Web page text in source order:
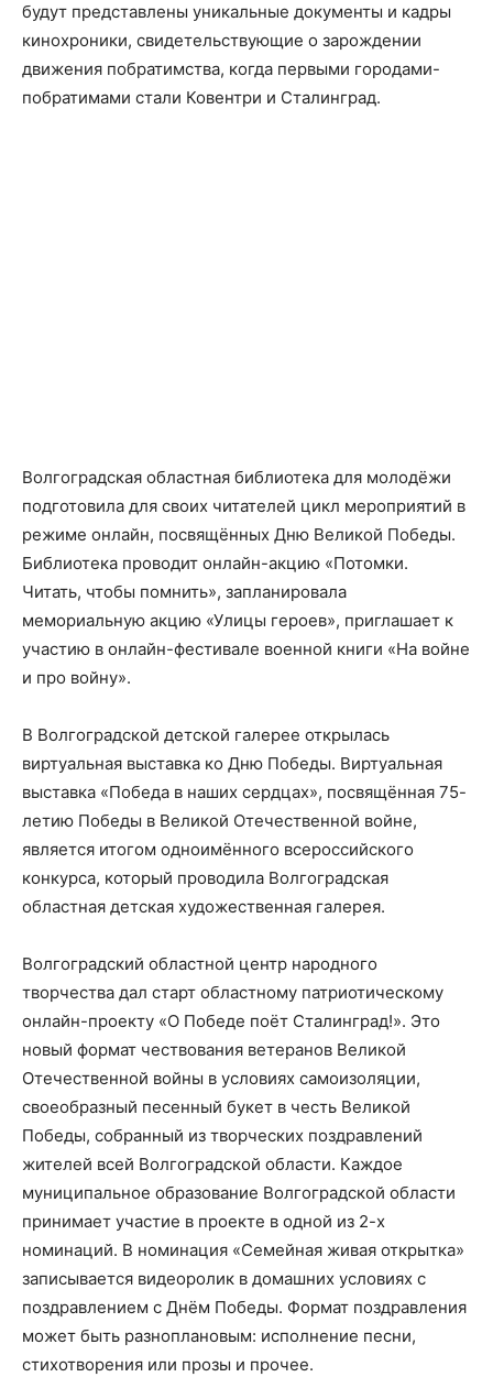
будут представлены уникальные документы и кадры
кинохроники, свидетельствующие о зарождении
движения побратимства, когда первыми городами-
побратимами стали Ковентри и Сталинград.
Волгоградская областная библиотека для молодёжи
подготовила для своих читателей цикл мероприятий в
режиме онлайн, посвящённых Дню Великой Победы.
Библиотека проводит онлайн-акцию «Потомки.
Читать, чтобы помнить», запланировала
мемориальную акцию «Улицы героев», приглашает к
участию в онлайн-фестивале военной книги «На войне
и про войну».
В Волгоградской детской галерее открылась
виртуальная выставка ко Дню Победы. Виртуальная
выставка «Победа в наших сердцах», посвящённая 75-
летию Победы в Великой Отечественной войне,
является итогом одноимённого всероссийского
конкурса, который проводила Волгоградская
областная детская художественная галерея.
Волгоградский областной центр народного
творчества дал старт областному патриотическому
онлайн-проекту «О Победе поёт Сталинград!». Это
новый формат чествования ветеранов Великой
Отечественной войны в условиях самоизоляции,
своеобразный песенный букет в честь Великой
Победы, собранный из творческих поздравлений
жителей всей Волгоградской области. Каждое
муниципальное образование Волгоградской области
принимает участие в проекте в одной из 2-х
номинаций. В номинация «Семейная живая открытка»
записывается видеоролик в домашних условиях с
поздравлением с Днём Победы. Формат поздравления
может быть разноплановым: исполнение песни,
стихотворения или прозы и прочее.